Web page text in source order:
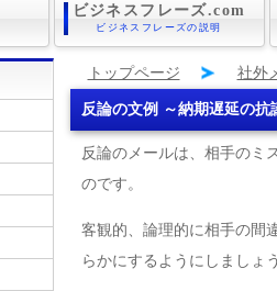
ビジネスフレーズ.com
ビジネスフレーズの説明
トップページ 社外
反論の文例 ～納期遅延の抗
反論のメールは、相手のミ
のです。
客観的、論理的に相手の間
らかにするようにしましょう